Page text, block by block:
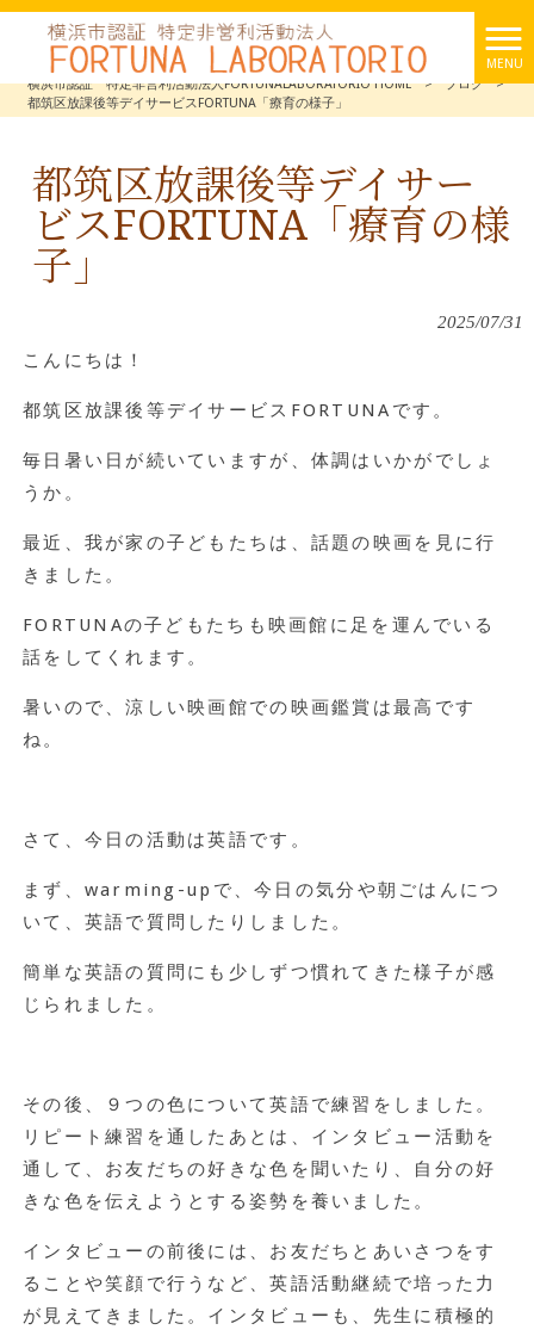
MENU
横浜市認証 特定非営利活動法人FORTUNALABORATORIO HOME
> ブログ
>
都筑区放課後等デイサービスFORTUNA「療育の様子」
都筑区放課後等デイサー
ビスFORTUNA「療育の様
子」
2025/07/31
こんにちは！
都筑区放課後等デイサービスFORTUNAです。
毎日暑い日が続いていますが、体調はいかがでしょ
うか。
最近、我が家の子どもたちは、話題の映画を見に行
きました。
FORTUNAの子どもたちも映画館に足を運んでいる
話をしてくれます。
暑いので、涼しい映画館での映画鑑賞は最高です
ね。
さて、今日の活動は英語です。
まず、warming-upで、今日の気分や朝ごはんにつ
いて、英語で質問したりしました。
簡単な英語の質問にも少しずつ慣れてきた様子が感
じられました。
その後、９つの色について英語で練習をしました。
リピート練習を通したあとは、インタビュー活動を
通して、お友だちの好きな色を聞いたり、自分の好
きな色を伝えようとする姿勢を養いました。
インタビューの前後には、お友だちとあいさつをす
ることや笑顔で行うなど、英語活動継続で培った力
が見えてきました。インタビューも、先生に積極的